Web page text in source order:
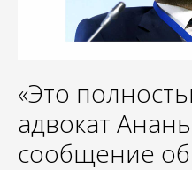
«Это
адвокат
сообщение